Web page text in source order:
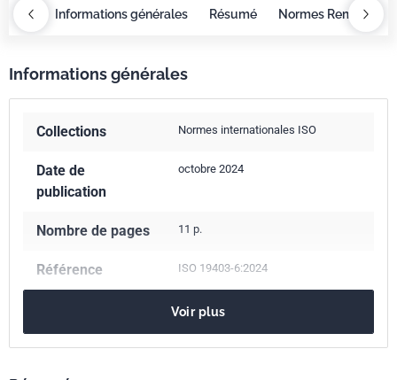
Informations générales Résumé Normes
Informations générales
Collections Normes internationales ISO
Date de
publication
octobre 2024
Nombre de pages 11 p.
Référence ISO 19403-6:2024
87.040Peintures et vernis
Numéro de tirage 1
Voir plus